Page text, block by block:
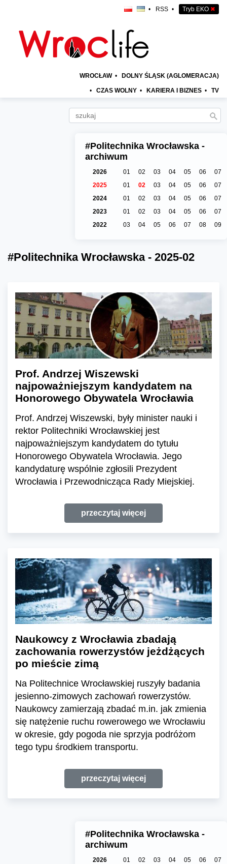
• RSS • Tryb EKO ✖
WROCŁAW • DOLNY ŚLĄSK (AGLOMERACJA)
• CZAS WOLNY • KARIERA I BIZNES • TV
#Politechnika Wrocławska -
archiwum
2026 01 02 03 04 05 06
07
2025
01 02 03 04 05 06
07
2024
01 02 03 04 05 06
07
2023
01 02 03 04 05 06
07
2022
03 04 05 06 07 08 09
#Politechnika Wrocławska - 2025-02
Prof. Andrzej Wiszewski
najpoważniejszym kandydatem na
Honorowego Obywatela Wrocławia
Prof. Andrzej Wiszewski, były minister nauki i
rektor Politechniki Wrocławskiej jest
najpoważniejszym kandydatem do tytułu
Honorowego Obywatela Wrocławia. Jego
kandydaturę wspólnie zgłosili Prezydent
Wrocławia i Przewodnicząca Rady Miejskiej.
przeczytaj więcej
Naukowcy z Wrocławia zbadają
zachowania rowerzystów jeżdżących
po mieście zimą
Na Politechnice Wrocławskiej ruszyły badania
jesienno-zimowych zachowań rowerzystów.
Naukowcy zamierzają zbadać m.in. jak zmienia
się natężenie ruchu rowerowego we Wrocławiu
w okresie, gdy pogoda nie sprzyja podróżom
tego typu środkiem transportu.
przeczytaj więcej
#Politechnika Wrocławska -
archiwum
2026 01 02 03 04 05 06
07